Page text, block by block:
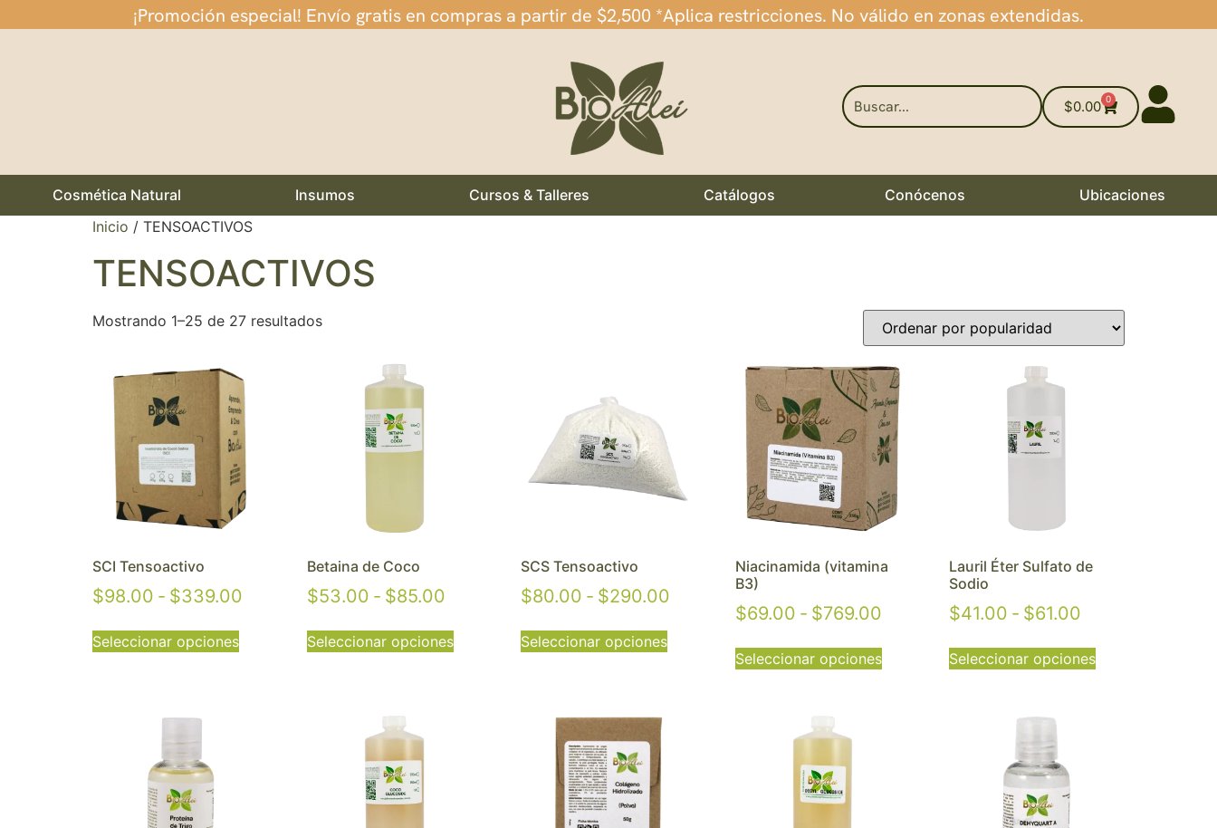
¡Promoción especial! Envío gratis en compras a partir de $2,500 *Aplica restricciones. No válido en zonas extendidas.
$0.00 0
Cosmética Natural Insumos Cursos & Talleres Catálogos Conócenos
Ubicaciones
Inicio / TENSOACTIVOS
TENSOACTIVOS
Mostrando 1–25 de 27 resultados
SCI Tensoactivo
$98.00 - $339.00
Seleccionar opciones
Betaina de Coco
$53.00 - $85.00
Seleccionar opciones
SCS Tensoactivo
$80.00 - $290.00
Seleccionar opciones
Niacinamida (vitamina
B3)
$69.00 - $769.00
Seleccionar opciones
Lauril Éter Sulfato de
Sodio
$41.00 - $61.00
Seleccionar opciones